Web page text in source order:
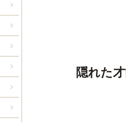
隠れた